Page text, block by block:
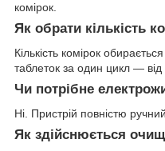
комірок.
Як обрати кількість
Кількість комірок
таблеток за один цикл —
Чи потрібне
Ні. Пристрій повністю ручний.
Як здійснюється